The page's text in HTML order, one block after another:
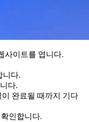
사이트를 엽니다.
니다.
다.
이 완료될 때까지 기다
인합니다.